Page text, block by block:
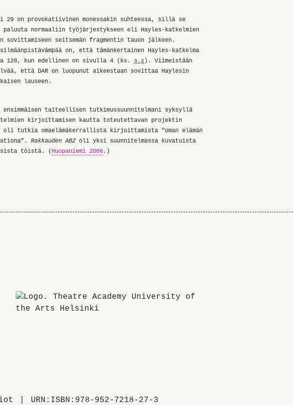
29 on provokatiivinen monessakin suhteessa, sillä se
paluuta normaaliin työjärjestykseen eli Hayles-katkelmien
sovittamiseen seitsemän fragmentin tauon jälkeen.
on, että tämänkertainen Hayles-katkelma
128, kun edellinen on sivulla 4 (ks. 3.2 ). Viimeistään
että DAR on luopunut aikeestaan sovittaa Haylesin
lauseen.
taiteellisen tutkimussuunnitelmani syksyllä
kirjoittamisen kautta toteutettavan projektin
tutkia omaelämäkerrallista kirjoittamista ”oman elämän
Rakkauden ABZoli yksi suunnitelmassa kuvatuista
töistä. ( Huopaniemi 2006 .)
URN:ISBN:978-952-7218-27-3